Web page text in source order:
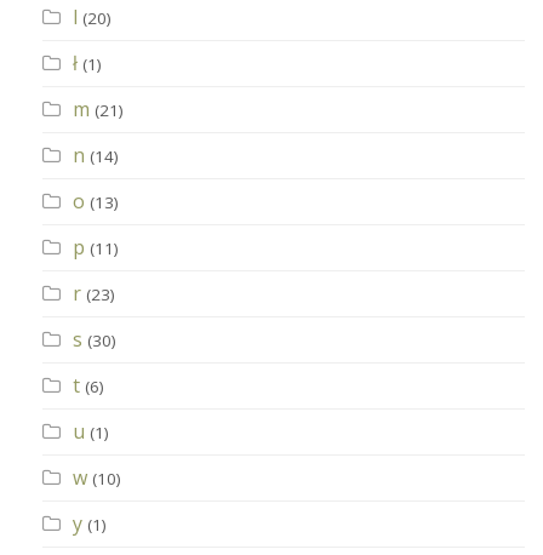
l (20)
ł (1)
m (21)
n (14)
o (13)
p (11)
r (23)
s (30)
t (6)
u (1)
w (10)
y (1)